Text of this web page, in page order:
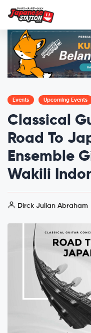
Events Upcoming Events
Classical
Road To
Ensemble
Wakili
Dirck Julian Abraham